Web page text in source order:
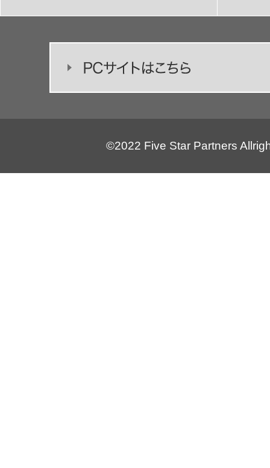
©2022 Five Star Partners